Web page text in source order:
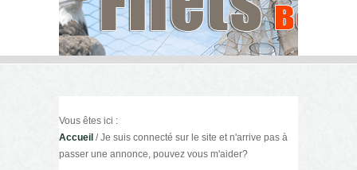
Vous êtes ici :
Accueil / Je suis connecté sur le site et n'arrive pas à
passer une annonce, pouvez vous m'aider?